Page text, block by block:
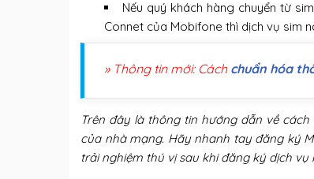
Nếu quý khách hàng chuyển từ
Connet của Mobifone thì dịch vụ sim
» Thông tin mới: Cách chuẩn hóa
Trên đây là thông tin hướng dẫn về
của nhà mạng. Hãy nhanh tay đăng ký
trải nghiệm thú vị sau khi đăng ký dịch vụ